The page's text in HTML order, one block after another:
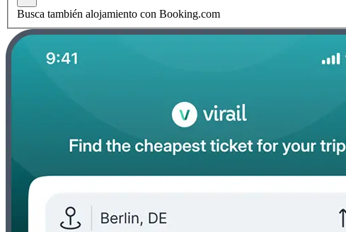
Busca también alojamiento con Booking.com